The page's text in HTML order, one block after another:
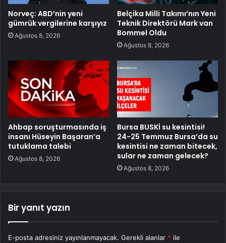
Norveç: ABD’nin yeni
gümrük vergilerine karşıyız
Ağustos 8, 2026
Belçika Milli Takımı’nın Yeni
Teknik Direktörü Mark van
Bommel Oldu
Ağustos 8, 2026
Ahbap soruşturmasında iş
insanı Hüseyin Başaran’a
tutuklama talebi
Ağustos 8, 2026
Bursa BUSKİ su kesintisi!
24-25 Temmuz Bursa’da su
kesintisi ne zaman bitecek,
sular ne zaman gelecek?
Ağustos 8, 2026
Bir yanıt yazın
E-posta adresiniz yayınlanmayacak. Gerekli alanlar * ile